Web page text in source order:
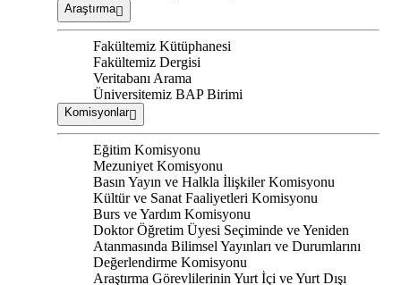
Araştırma
Fakültemiz Kütüphanesi
Fakültemiz Dergisi
Veritabanı Arama
Üniversitemiz BAP Birimi
Komisyonlar
Eğitim Komisyonu
Mezuniyet Komisyonu
Basın Yayın ve Halkla İlişkiler Komisyonu
Kültür ve Sanat Faaliyetleri Komisyonu
Burs ve Yardım Komisyonu
Doktor Öğretim Üyesi Seçiminde ve Yeniden
Atanmasında Bilimsel Yayınları ve Durumlarını
Değerlendirme Komisyonu
Araştırma Görevlilerinin Yurt İçi ve Yurt Dışı